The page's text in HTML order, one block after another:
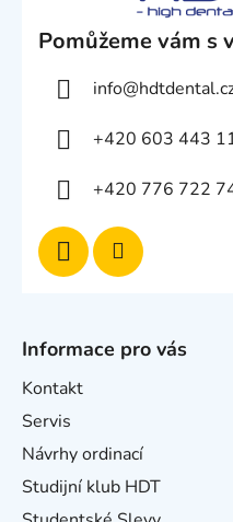
Pomůžeme vám s
info@
+420 603 443
+420 776 722
Informace pro vás
Kontakt
Servis
Návrhy ordinací
Studijní klub HDT